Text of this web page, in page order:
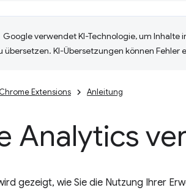
Google verwendet KI-Technologie, um Inhalte
übersetzen. KI-Übersetzungen können Fehler
Chrome Extensions Anleitung
Analytics
gezeigt, wie Sie die Nutzung Ihrer